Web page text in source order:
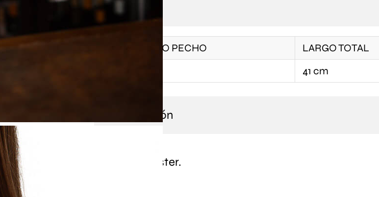
Medidas
CONTORNO PECHO
LARGO TOTAL
41 cm
Composición
100% poliéster.